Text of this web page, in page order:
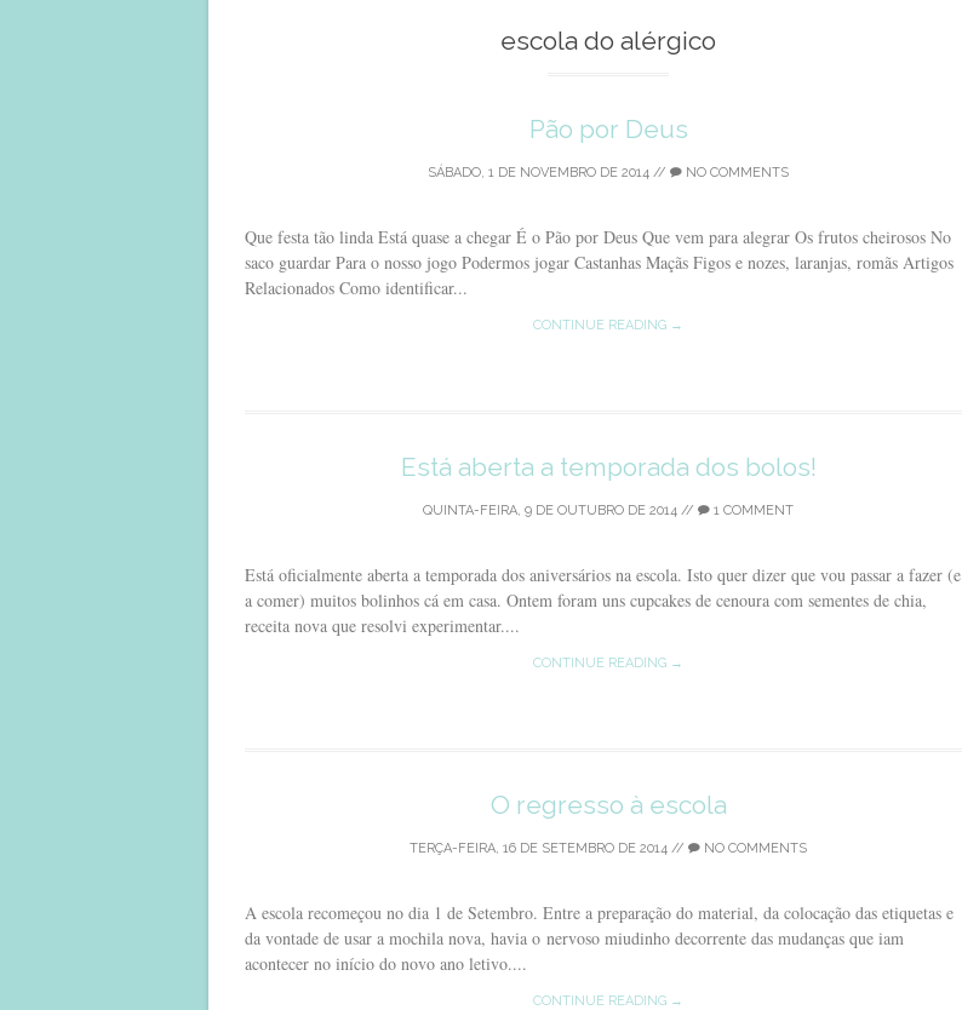
escola do alérgico
Pão por Deus
SÁBADO, 1 DE NOVEMBRO DE 2014 // NO COMMENTS
Que festa tão linda Está quase a chegar É o Pão por Deus Que vem para alegrar Os frutos cheirosos No
saco guardar Para o nosso jogo Podermos jogar Castanhas Maçãs Figos e nozes, laranjas, romãs Artigos
Relacionados Como identificar...
CONTINUE READING →
Está aberta a temporada dos bolos!
QUINTA-FEIRA, 9 DE OUTUBRO DE 2014 // 1 COMMENT
Está oficialmente aberta a temporada dos aniversários na escola. Isto quer dizer que vou passar a fazer (e
a comer) muitos bolinhos cá em casa. Ontem foram uns cupcakes de cenoura com sementes de chia,
receita nova que resolvi experimentar....
CONTINUE READING →
O regresso à escola
TERÇA-FEIRA, 16 DE SETEMBRO DE 2014 // NO COMMENTS
A escola recomeçou no dia 1 de Setembro. Entre a preparação do material, da colocação das etiquetas e
da vontade de usar a mochila nova, havia o nervoso miudinho decorrente das mudanças que iam
acontecer no início do novo ano letivo....
CONTINUE READING →